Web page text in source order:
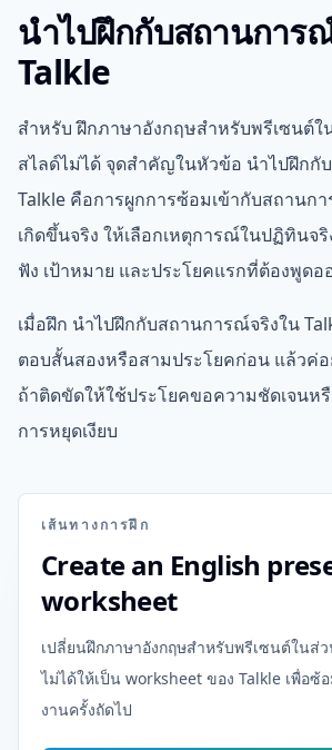
นำไปฝึกกับสถานการ
Talkle
สำหรับ ฝึกภาษาอังกฤษสำหรับพรีเซนต์
สไลด์ไม่ได้ จุดสำคัญในหัวข้อ นำไปฝึกกั
Talkle คือการผูกการซ้อมเข้ากับสถานก
เกิดขึ้นจริง ให้เลือกเหตุการณ์ในปฏิทินจ
ฟัง เป้าหมาย และประโยคแรกที่ต้องพูดอ
เมื่อฝึก นำไปฝึกกับสถานการณ์จริงใน
ตอบสั้นสองหรือสามประโยคก่อน แล้วค่อ
ถ้าติดขัดให้ใช้ประโยคขอความชัดเจนห
การหยุดเงียบ
เส้นทางการฝึก
Create an English
worksheet
เปลี่ยนฝึกภาษาอังกฤษสำหรับพรีเซนต์ในส่
ไม่ได้ให้เป็น worksheet ของ Talkle เพื่อ
งานครั้งถัดไป